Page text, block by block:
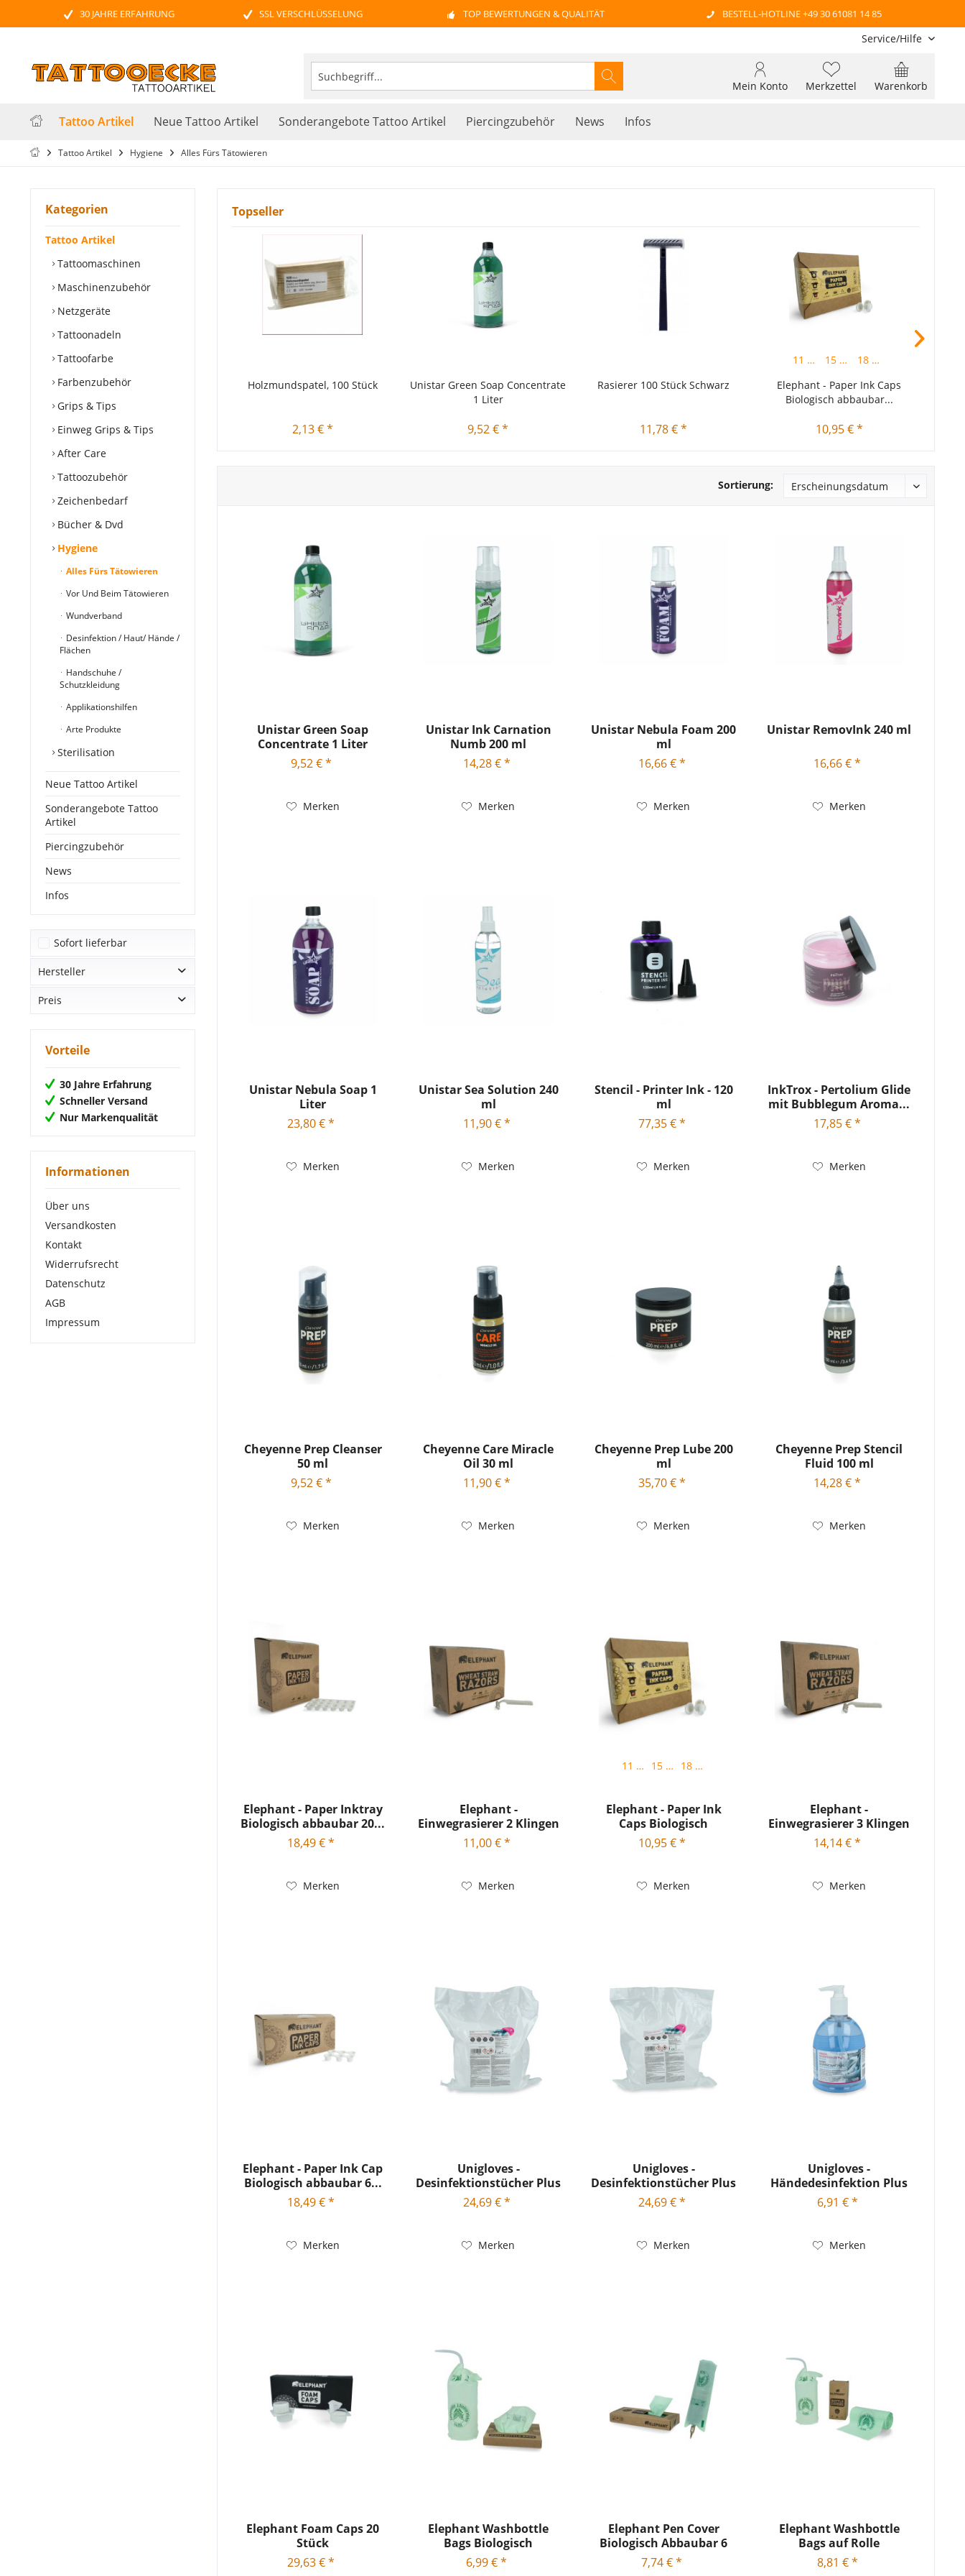
30 JAHRE ERFAHRUNG SSL VERSCHLÜSSELUNG TOP BEWERTUNGEN & QUALITÄT BESTELL-HOTLINE +49 30 61081 14 85
Service/Hilfe
Warenkorb
Merkzettel
Mein Konto
Tattoo Artikel Neue Tattoo Artikel Sonderangebote Tattoo Artikel Piercingzubehör News Infos
Tattoo Artikel Hygiene Alles Fürs Tätowieren
Kategorien
Tattoo Artikel
Tattoomaschinen
Maschinenzubehör
Netzgeräte
Tattoonadeln
Tattoofarbe
Farbenzubehör
Grips & Tips
Einweg Grips & Tips
After Care
Tattoozubehör
Zeichenbedarf
Bücher & Dvd
Hygiene
Alles Fürs Tätowieren
Vor Und Beim Tätowieren
Wundverband
Desinfektion / Haut/ Hände /
Flächen
Handschuhe /
Schutzkleidung
Applikationshilfen
Arte Produkte
Sterilisation
Neue Tattoo Artikel
Sonderangebote Tattoo
Artikel
Piercingzubehör
News
Infos
Sofort lieferbar
Hersteller
Cheyenne
Elephant Tattoo Products
TATTOOECKE
UNICLOVES
Unistar
Preis
von1,19 €
Vorteile
30 Jahre Erfahrung
Schneller Versand
Nur Markenqualität
Informationen
Über uns
Versandkosten
Kontakt
Widerrufsrecht
Datenschutz
AGB
Impressum
Topseller
Holzmundspatel, 100 Stück
2,13 € *
Unistar Green Soap Concentrate
1 Liter
9,52 € *
Rasierer 100 Stück Schwarz
11,78 € *
11 mm 15 mm
18 mm
Elephant - Paper Ink Caps
Biologisch abbaubar...
10,95 € *
Sortierung:
Unistar Green Soap
Concentrate 1 Liter
9,52 € *
Merken
Unistar Ink Carnation
Numb 200 ml
14,28 € *
Merken
Unistar Nebula Foam 200
ml
16,66 € *
Merken
Unistar RemovInk 240 ml
16,66 € *
Merken
Unistar Nebula Soap 1
Liter
23,80 € *
Merken
Unistar Sea Solution 240
ml
11,90 € *
Merken
Stencil - Printer Ink - 120
ml
77,35 € *
Merken
InkTrox - Pertolium Glide
mit Bubblegum Aroma...
17,85 € *
Merken
Cheyenne Prep Cleanser
50 ml
9,52 € *
Merken
Cheyenne Care Miracle
Oil 30 ml
11,90 € *
Merken
Cheyenne Prep Lube 200
ml
35,70 € *
Merken
Cheyenne Prep Stencil
Fluid 100 ml
14,28 € *
Merken
Elephant - Paper Inktray
Biologisch abbaubar 20...
18,49 € *
Merken
Elephant -
Einwegrasierer 2 Klingen
Biologisch...
11,00 € *
Merken
11 mm 15 mm 18 mm
Elephant - Paper Ink
Caps Biologisch
abbaubar...
10,95 € *
Merken
Elephant -
Einwegrasierer 3 Klingen
Biologisch...
14,14 € *
Merken
Elephant - Paper Ink Cap
Biologisch abbaubar 6...
18,49 € *
Merken
Unigloves -
Desinfektionstücher Plus
Soft -...
24,69 € *
Merken
Unigloves -
Desinfektionstücher Plus
Soft -...
24,69 € *
Merken
Unigloves -
Händedesinfektion Plus
mit Ocean...
6,91 € *
Merken
Elephant Foam Caps 20
Stück
29,63 € *
Elephant Washbottle
Bags Biologisch
Abbaubar 12...
6,99 € *
Elephant Pen Cover
Biologisch Abbaubar 6
cm x...
7,74 € *
Elephant Washbottle
Bags auf Rolle
Biologisch...
8,81 € *